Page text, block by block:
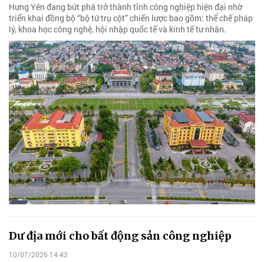
Hưng Yên đang bứt phá trở thành tỉnh công nghiệp hiện đại nhờ
triển khai đồng bộ “bộ tứ trụ cột” chiến lược bao gồm: thể chế pháp
lý, khoa học công nghệ, hội nhập quốc tế và kinh tế tư nhân.
Dư địa mới cho bất động sản công nghiệp
10/07/2026 14:43